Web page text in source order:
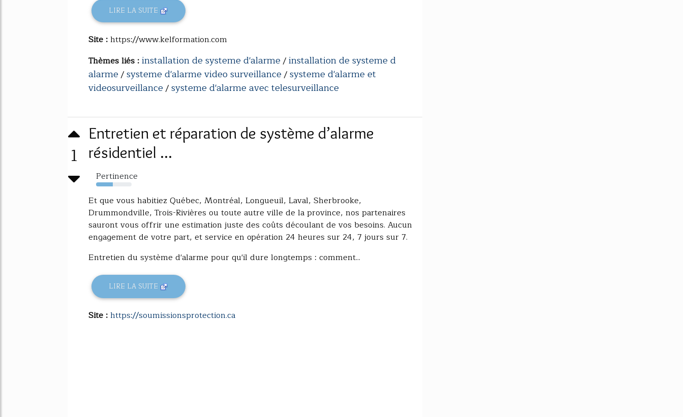
LIRE LA SUITE
Site :https://www.kelformation.com
Thèmes liés :installation de systeme d'alarme/installation de systeme d
alarme/systeme d'alarme video surveillance/systeme d'alarme et
videosurveillance/systeme d'alarme avec telesurveillance
1
Entretien et réparation de système d’alarme
résidentiel ...
Pertinence
47%
Et que vous habitiez Québec, Montréal, Longueuil, Laval, Sherbrooke,
Drummondville, Trois-Rivières ou toute autre ville de la province, nos partenaires
sauront vous offrir une estimation juste des coûts découlant de vos besoins. Aucun
engagement de votre part, et service en opération 24 heures sur 24, 7 jours sur 7.
Entretien du système d'alarme pour qu'il dure longtemps : comment...
LIRE LA SUITE
Site :https://soumissionsprotection.ca